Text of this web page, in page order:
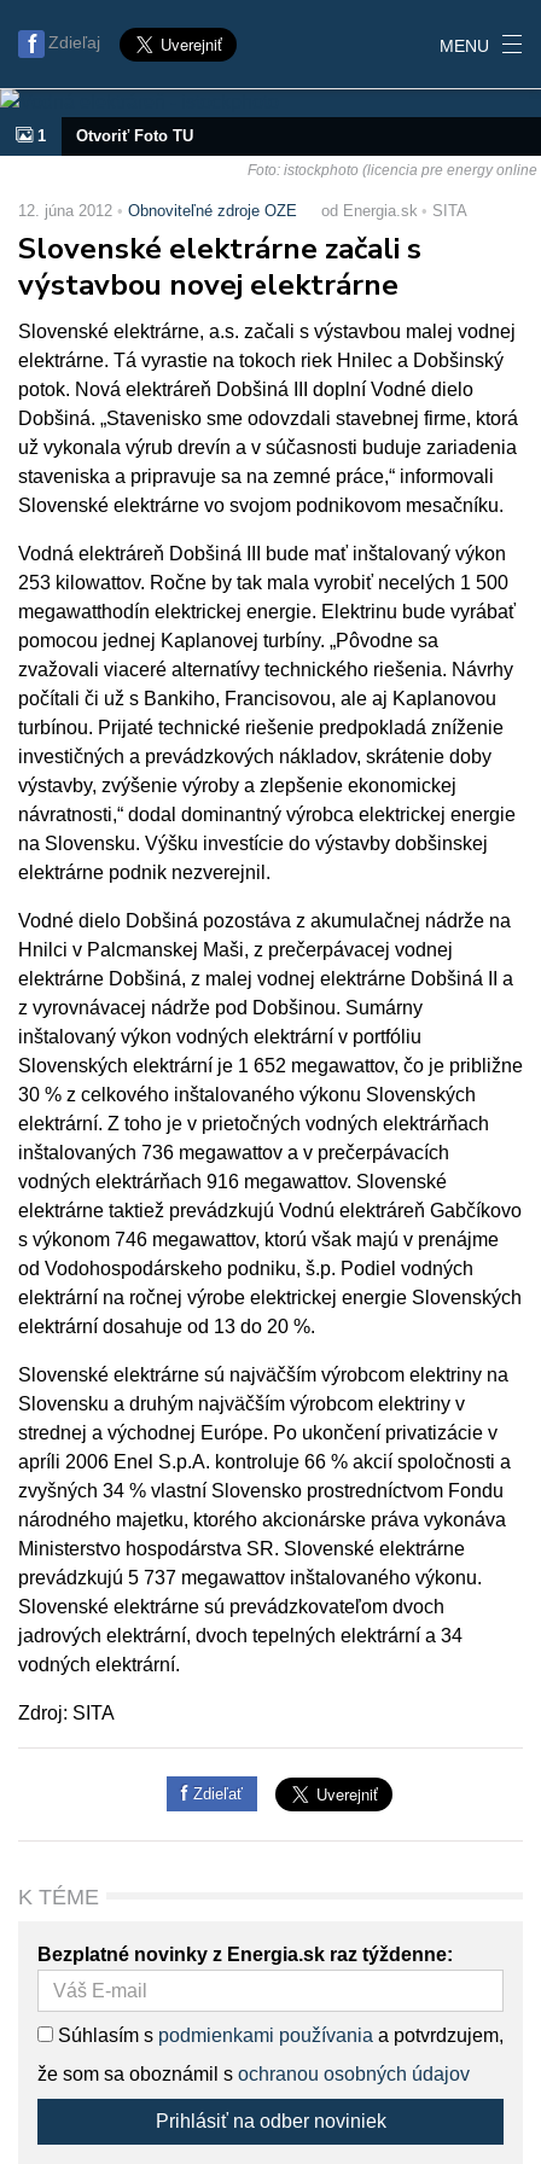
Zdieľaj MENU
1 Otvoriť Foto TU
Foto: istockphoto (licencia pre energy online
12. júna 2012 Obnoviteľné zdroje OZE od Energia.sk SITA
Slovenské elektrárne začali s
výstavbou novej elektrárne
Slovenské elektrárne, a.s. začali s výstavbou malej vodnej
elektrárne. Tá vyrastie na tokoch riek Hnilec a Dobšinský
potok. Nová elektráreň Dobšiná III doplní Vodné dielo
Dobšiná. „Stavenisko sme odovzdali stavebnej firme, ktorá
už vykonala výrub drevín a v súčasnosti buduje zariadenia
staveniska a pripravuje sa na zemné práce,“ informovali
Slovenské elektrárne vo svojom podnikovom mesačníku.
Vodná elektráreň Dobšiná III bude mať inštalovaný výkon
253 kilowattov. Ročne by tak mala vyrobiť necelých 1 500
megawatthodín elektrickej energie. Elektrinu bude vyrábať
pomocou jednej Kaplanovej turbíny. „Pôvodne sa
zvažovali viaceré alternatívy technického riešenia. Návrhy
počítali či už s Bankiho, Francisovou, ale aj Kaplanovou
turbínou. Prijaté technické riešenie predpokladá zníženie
investičných a prevádzkových nákladov, skrátenie doby
výstavby, zvýšenie výroby a zlepšenie ekonomickej
návratnosti,“ dodal dominantný výrobca elektrickej energie
na Slovensku. Výšku investície do výstavby dobšinskej
elektrárne podnik nezverejnil.
Vodné dielo Dobšiná pozostáva z akumulačnej nádrže na
Hnilci v Palcmanskej Maši, z prečerpávacej vodnej
elektrárne Dobšiná, z malej vodnej elektrárne Dobšiná II a
z vyrovnávacej nádrže pod Dobšinou. Sumárny
inštalovaný výkon vodných elektrární v portfóliu
Slovenských elektrární je 1 652 megawattov, čo je približne
30 % z celkového inštalovaného výkonu Slovenských
elektrární. Z toho je v prietočných vodných elektrárňach
inštalovaných 736 megawattov a v prečerpávacích
vodných elektrárňach 916 megawattov. Slovenské
elektrárne taktiež prevádzkujú Vodnú elektráreň Gabčíkovo
s výkonom 746 megawattov, ktorú však majú v prenájme
od Vodohospodárskeho podniku, š.p. Podiel vodných
elektrární na ročnej výrobe elektrickej energie Slovenských
elektrární dosahuje od 13 do 20 %.
Slovenské elektrárne sú najväčším výrobcom elektriny na
Slovensku a druhým najväčším výrobcom elektriny v
strednej a východnej Európe. Po ukončení privatizácie v
apríli 2006 Enel S.p.A. kontroluje 66 % akcií spoločnosti a
zvyšných 34 % vlastní Slovensko prostredníctvom Fondu
národného majetku, ktorého akcionárske práva vykonáva
Ministerstvo hospodárstva SR. Slovenské elektrárne
prevádzkujú 5 737 megawattov inštalovaného výkonu.
Slovenské elektrárne sú prevádzkovateľom dvoch
jadrových elektrární, dvoch tepelných elektrární a 34
vodných elektrární.
Zdroj: SITA
Zdieľať
K TÉME
Bezplatné novinky z Energia.sk raz týždenne:
Súhlasím s podmienkami používania a potvrdzujem,
že som sa oboznámil s ochranou osobných údajov
Prihlásiť na odber noviniek